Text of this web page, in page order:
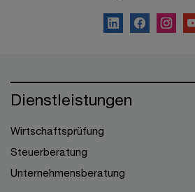
Dienstleistungen
Wirtschaftsprüfung
Steuerberatung
Unternehmensberatung